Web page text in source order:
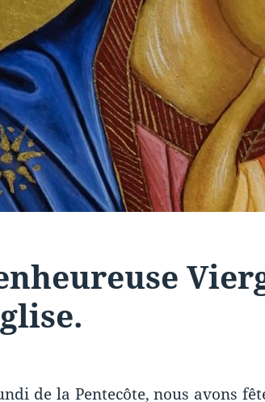
de la Pentecôte, nous avons